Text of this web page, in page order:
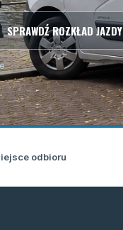
SPRAWDŹ ROZKŁAD JAZDY
odbioru